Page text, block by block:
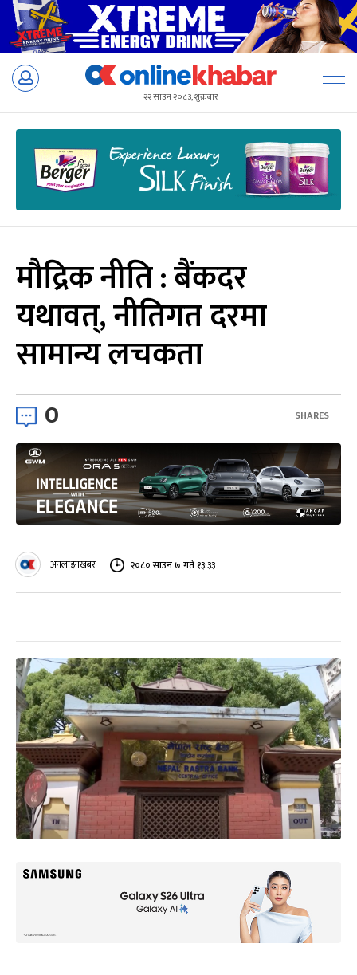
Skip
२२ साउन २०८३, शुक्रबार
मौद्रिक नीति : बैंकदर
यथावत्, नीतिगत दरमा
सामान्य लचकता
0 SHARES
अनलाइनखबर २०८० साउन ७ गते १३:३३